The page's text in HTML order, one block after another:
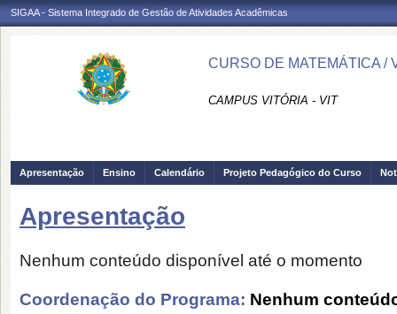
SIGAA - Sistema Integrado de Gestão de Atividades Acadêmicas
CURSO DE MATEMÁTICA /
CAMPUS VITÓRIA - VIT
Apresentação Ensino Calendário Projeto Pedagógico do Curso
Apresentação
Nenhum conteúdo disponível até o momento
Coordenação do Programa: Nenhum